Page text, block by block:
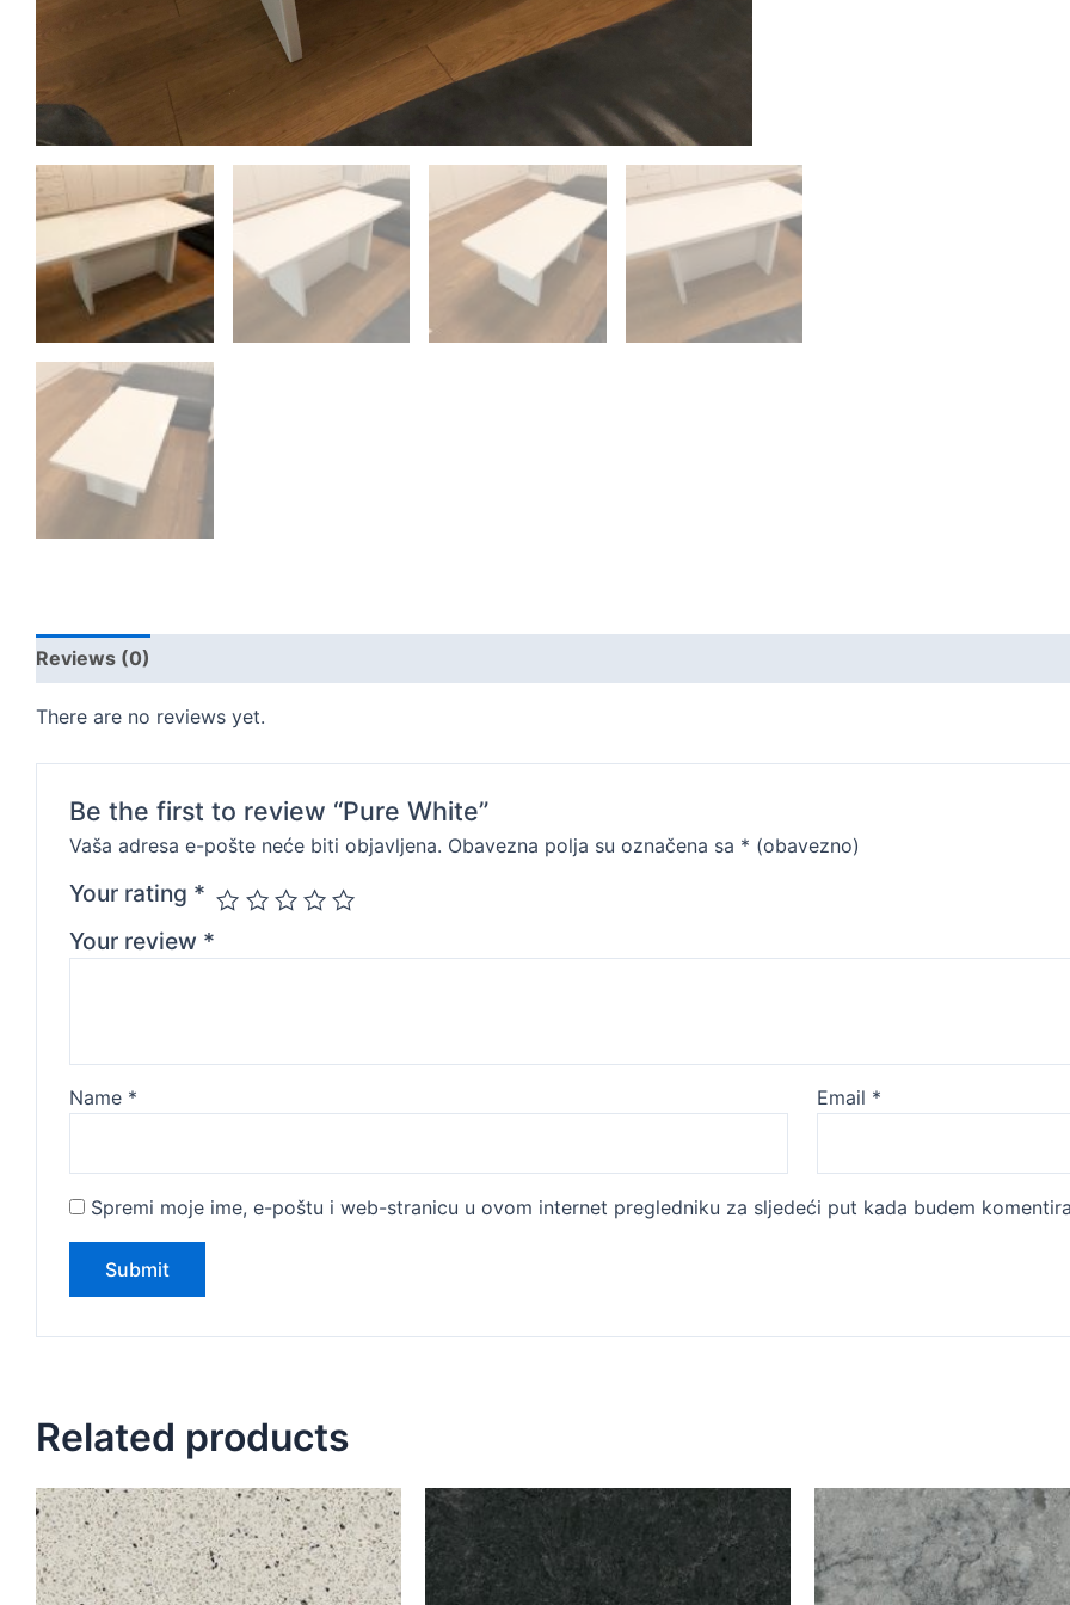
Reviews (0)
There are no reviews yet.
Be the first to review “Pure White”
Vaša adresa e-pošte neće biti objavljena. Obavezna polja su označena sa * (obavezno)
Your rating *
Your review *
Name * Email *
Spremi moje ime, e-poštu i web-stranicu u ovom internet pregledniku za sljedeći put kada budem
Related products